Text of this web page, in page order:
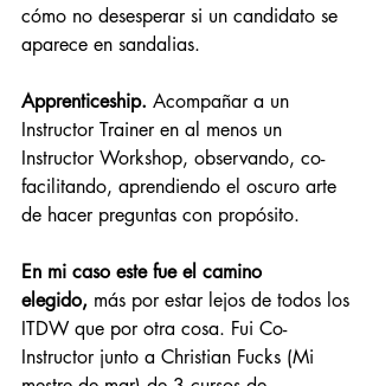
cómo no desesperar si un candidato se
aparece en sandalias.
Apprenticeship. Acompañar a un
Instructor Trainer en al menos un
Instructor Workshop, observando, co-
facilitando, aprendiendo el oscuro arte
de hacer preguntas con propósito.
En mi caso este fue el camino
elegido, más por estar lejos de todos los
ITDW que por otra cosa. Fui Co-
Instructor junto a Christian Fucks (Mi